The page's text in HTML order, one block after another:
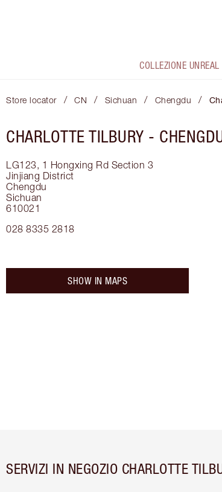
COLLEZIONE UNREAL
Store locator / CN / Sichuan / Chengdu /
CHARLOTTE TILBURY -
LG123, 1 Hongxing Rd Section 3
Jinjiang District
Chengdu
Sichuan
610021
028 8335 2818
SHOW IN MAPS
SERVIZI IN NEGOZIO CHARLOTTE